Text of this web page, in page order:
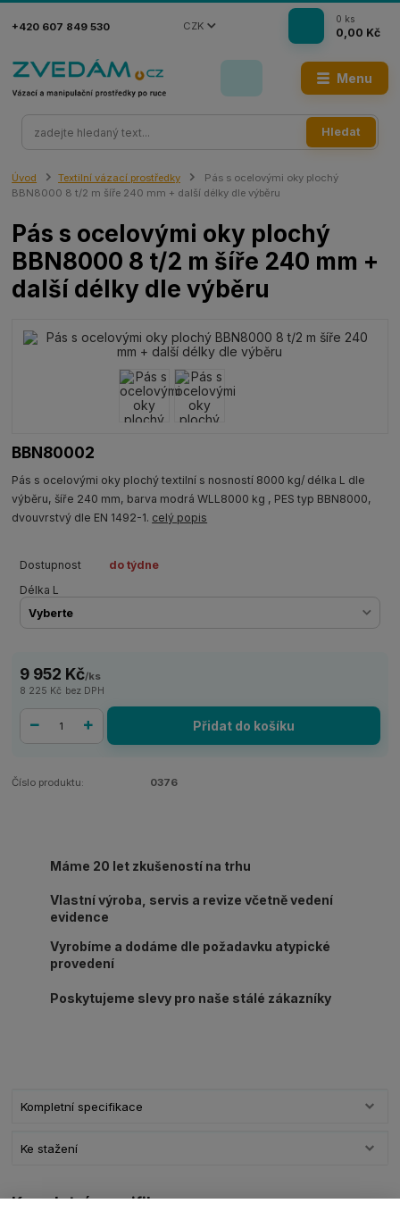
Menu
CZK
Hledat
+420 607 849 530
0 ks
0,00 Kč
Úvod Textilní vázací prostředky
Pás s ocelovými oky plochý
BBN8000 8 t/2 m šíře 240 mm + další délky dle výběru
Pás s ocelovými oky plochý
BBN8000 8 t/2 m šíře 240 mm +
další délky dle výběru
BBN80002
Pás s ocelovými oky plochý textilní s nosností 8000 kg/ délka L dle
výběru, šíře 240 mm, barva modrá WLL8000 kg , PES typ BBN8000,
dvouvrstvý dle EN 1492-1. celý popis
Dostupnost
do týdne
Délka L
9 952 Kč/ks
8 225 Kč bez DPH
Přidat do košíku
Číslo produktu: 0376
Máme 20 let zkušeností na trhu
Vlastní výroba, servis a revize včetně vedení
evidence
Vyrobíme a dodáme dle požadavku atypické
provedení
Poskytujeme slevy pro naše stálé zákazníky
Kompletní specifikace
Ke stažení
Kompletní specifikace